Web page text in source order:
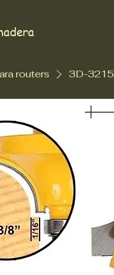
routers 3D-3215